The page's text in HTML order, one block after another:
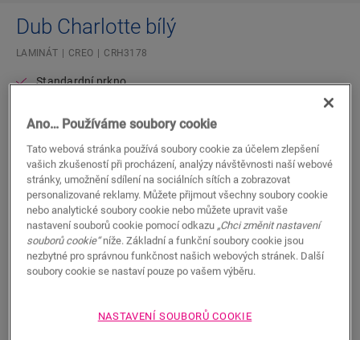
Dub Charlotte bílý
LAMINÁT CREO CRH3178
Standardní prkno
Voděodolné
20letá záruka pro obytné prostory
520,00CZK/m²
Doporučená maloobchodní cena (vč. DPH)
Najděte nejbližšího prodejce
Vybrali jste podlahu a chcete ji vidět naživo? Chcete se
ještě na něco zeptat? Náš Quick-Step prodejce je vám
Ano… Používáme soubory cookie
Tato webová stránka používá soubory cookie za účelem zlepšení
vašich zkušeností při procházení, analýzy návštěvnosti naší webové
stránky, umožnění sdílení na sociálních sítích a zobrazovat
personalizované reklamy. Můžete přijmout všechny soubory cookie
nebo analytické soubory cookie nebo můžete upravit vaše
nastavení souborů cookie pomocí odkazu „Chci změnit nastavení
souborů cookie“níže. Základní a funkční soubory cookie jsou
nezbytné pro správnou funkčnost našich webových stránek. Další
soubory cookie se nastaví pouze po vašem výběru.
NASTAVENÍ SOUBORŮ COOKIE